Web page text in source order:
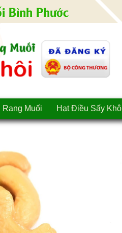
Bình Phước
Rang Muối Hạt Điều Sấy Khô